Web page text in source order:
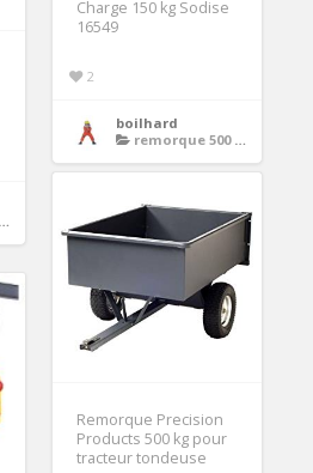
Charge 150 kg Sodise
16549
2
boilhard
remorque 500 kg
Remorque Precision
Products 500 kg pour
tracteur tondeuse